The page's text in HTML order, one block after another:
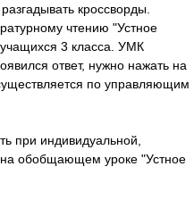
кроссворды.
чтению "Устное
3 класса. УМК
ответ, нужно нажать на
по управляющим
при индивидуальной,
обобщающем уроке "Устное